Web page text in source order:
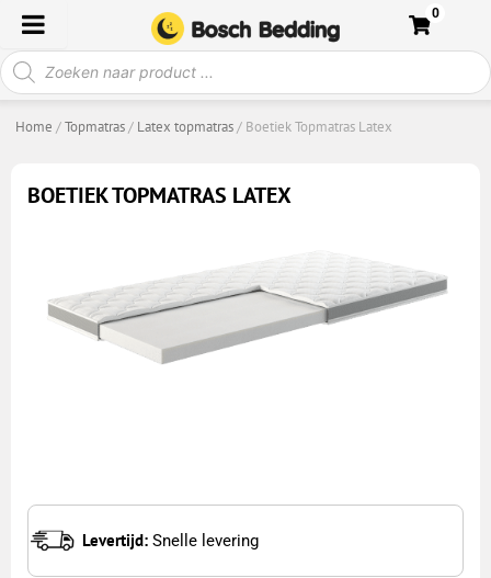
naar
de
inhoud
Producten
zoeken
0
Home /Topmatras/ Latex topmatras/ Boetiek Topmatras Latex
BOETIEK TOPMATRAS LATEX
Levertijd: Snelle levering